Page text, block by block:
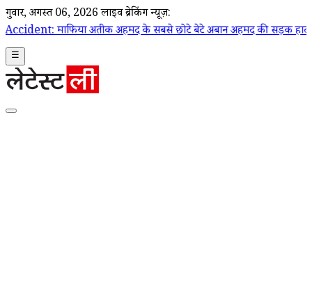
गुरूवार, अगस्त 06, 2026 लाइव ब्रेकिंग न्यूज़:
अतीक अहमद के सबसे छोटे बेटे अबान अहमद की सड़क हादसे में मौत; कार
☰